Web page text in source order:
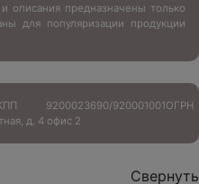
описания предназначены только
для популяризации продукции
9200023690/920001001ОГРН
д. 4 офис 2
Свернуть